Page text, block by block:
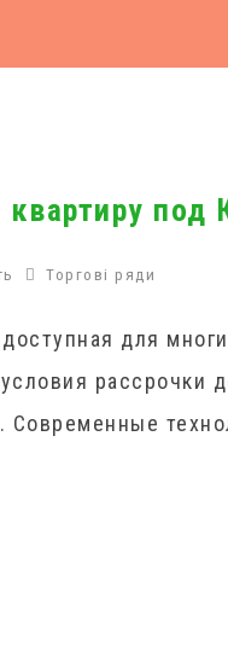
под
Торгові ряди
для
рассрочки